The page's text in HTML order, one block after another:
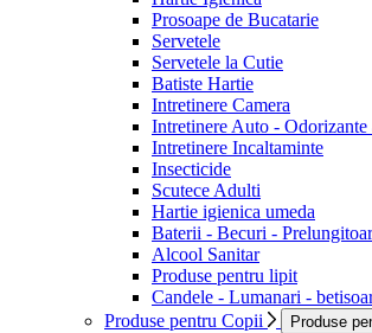
Prosoape de Bucatarie
Servetele
Servetele la Cutie
Batiste Hartie
Intretinere Camera
Intretinere Auto - Odorizante
Intretinere Incaltaminte
Insecticide
Scutece Adulti
Hartie igienica umeda
Baterii - Becuri -
Alcool Sanitar
Produse pentru lipit
Candele - Lumanari -
Produse pentru Copii
Produse